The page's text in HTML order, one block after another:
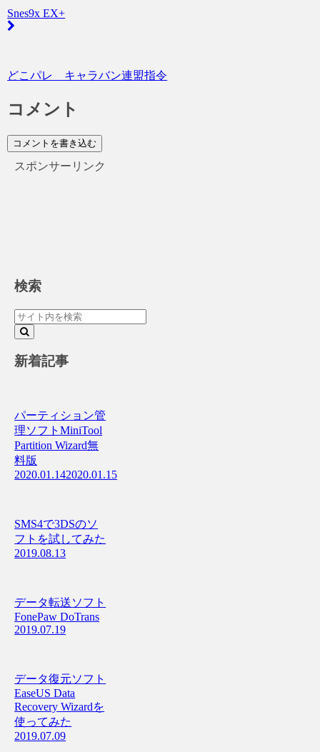
Snes9x EX+
どこパレ キャラバン連盟指令
コメント
コメントを書き込む
スポンサーリンク
検索
新着記事
パーティション管
理ソフトMiniTool
Partition Wizard無
料版
2020.01.142020.01.15
SMS4で3DSのソ
フトを試してみた
2019.08.13
データ転送ソフト
FonePaw DoTrans
2019.07.19
データ復元ソフト
EaseUS Data
Recovery Wizardを
使ってみた
2019.07.09